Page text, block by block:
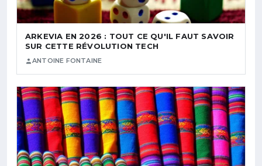
ARKEVIA EN 2026 : TOUT CE QU'IL FAUT SAVOIR
SUR CETTE RÉVOLUTION TECH
ANTOINE FONTAINE